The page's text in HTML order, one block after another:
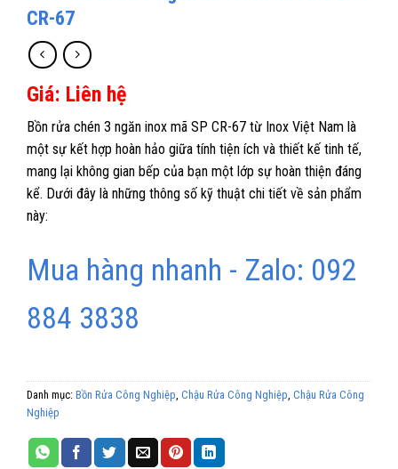
CR-67
Giá: Liên hệ
Bồn rửa chén 3 ngăn inox mã SP CR-67 từ Inox Việt Nam là
một sự kết hợp hoàn hảo giữa tính tiện ích và thiết kế tinh tế,
mang lại không gian bếp của bạn một lớp sự hoàn thiện đáng
kể. Dưới đây là những thông số kỹ thuật chi tiết về sản phẩm
này:
Mua hàng nhanh - Zalo: 092
884 3838
Danh mục: Bồn Rửa Công Nghiệp Chậu Rửa Công Nghiệp Chậu Rửa Công
Nghiệp